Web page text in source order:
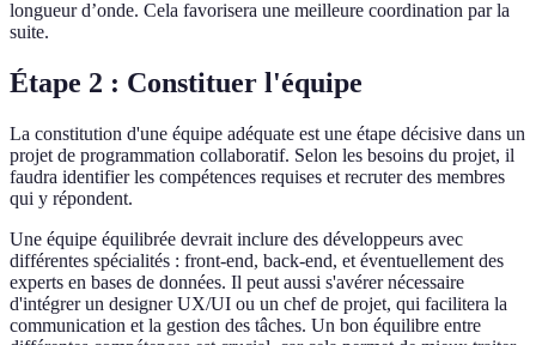
longueur d’onde. Cela favorisera une meilleure coordination par la
suite.
Étape 2 : Constituer l'équipe
La constitution d'une équipe adéquate est une étape décisive dans un
projet de programmation collaboratif. Selon les besoins du projet, il
faudra identifier les compétences requises et recruter des membres
qui y répondent.
Une équipe équilibrée devrait inclure des développeurs avec
différentes spécialités : front-end, back-end, et éventuellement des
experts en bases de données. Il peut aussi s'avérer nécessaire
d'intégrer un designer UX/UI ou un chef de projet, qui facilitera la
communication et la gestion des tâches. Un bon équilibre entre